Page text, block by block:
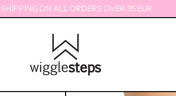
ON ALL ORDERS OVER 35 EUR